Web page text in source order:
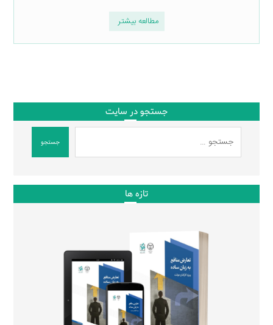
مطالعه بیشتر
جستجو در سایت
جستجو
تازه ها